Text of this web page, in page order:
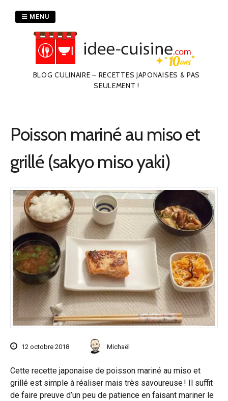
BLOG CULINAIRE – RECETTES JAPONAISES & PAS
SEULEMENT !
MENU
Poisson mariné au miso et
grillé (sakyo miso yaki)
12 octobre 2018 Michaël
Cette recette japonaise de poisson mariné au miso et
grillé est simple à réaliser mais très savoureuse ! Il suffit
de faire preuve d’un peu de patience en faisant mariner le